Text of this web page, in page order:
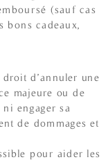
(sauf cas
bons cadeaux,
droit d’annuler une
majeure ou de
engager sa
de dommages et
pour aider les